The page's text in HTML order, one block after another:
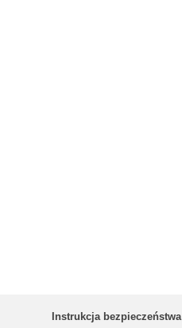
Instrukcja bezpieczeństwa